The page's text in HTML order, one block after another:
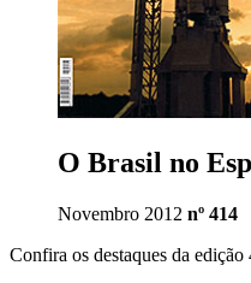
O Brasil no
Novembro 2012 nº 414
Confira os destaques da